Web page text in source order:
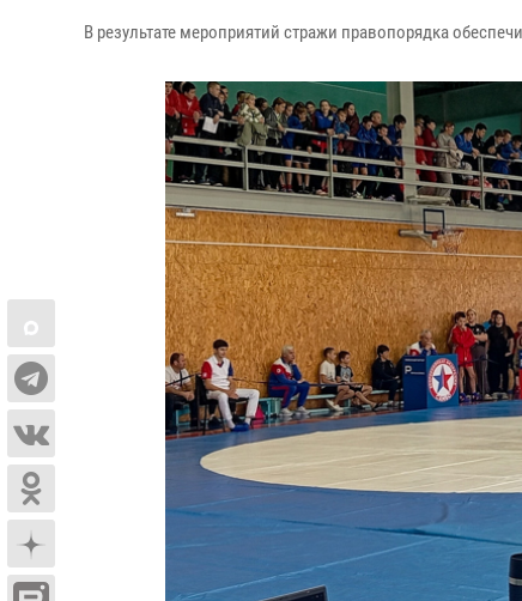
В результате мероприятий стражи правопорядка